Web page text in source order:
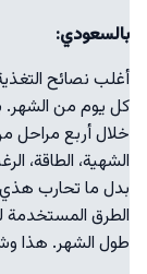
بالسعودي:
أغلب نصائح
كل يوم من الشهر.
خلال أربع مراحل
الشهية، الطاقة،
بدل ما تحارب هذي
الطرق المستخدمة
طول الشهر. هذا